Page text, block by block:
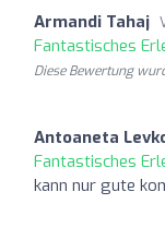
Armandi Tahaj
Fantastisches
Diese Bewertung
Antoaneta
Fantastisches
kann nur gute